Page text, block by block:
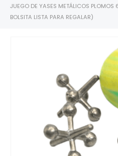
JUEGO DE YASES METÁLICOS
BOLSITA LISTA PARA REGALAR)